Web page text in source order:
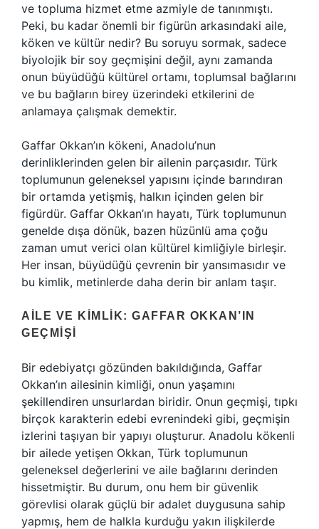
ve topluma hizmet etme azmiyle de tanınmıştı.
Peki, bu kadar önemli bir figürün arkasındaki aile,
köken ve kültür nedir? Bu soruyu sormak, sadece
biyolojik bir soy geçmişini değil, aynı zamanda
onun büyüdüğü kültürel ortamı, toplumsal bağlarını
ve bu bağların birey üzerindeki etkilerini de
anlamaya çalışmak demektir.
Gaffar Okkan’ın kökeni, Anadolu’nun
derinliklerinden gelen bir ailenin parçasıdır. Türk
toplumunun geleneksel yapısını içinde barındıran
bir ortamda yetişmiş, halkın içinden gelen bir
figürdür. Gaffar Okkan’ın hayatı, Türk toplumunun
genelde dışa dönük, bazen hüzünlü ama çoğu
zaman umut verici olan kültürel kimliğiyle birleşir.
Her insan, büyüdüğü çevrenin bir yansımasıdır ve
bu kimlik, metinlerde daha derin bir anlam taşır.
AILE VE KIMLIK: GAFFAR OKKAN’IN
GEÇMIŞI
Bir edebiyatçı gözünden bakıldığında, Gaffar
Okkan’ın ailesinin kimliği, onun yaşamını
şekillendiren unsurlardan biridir. Onun geçmişi, tıpkı
birçok karakterin edebi evrenindeki gibi, geçmişin
izlerini taşıyan bir yapıyı oluşturur. Anadolu kökenli
bir ailede yetişen Okkan, Türk toplumunun
geleneksel değerlerini ve aile bağlarını derinden
hissetmiştir. Bu durum, onu hem bir güvenlik
görevlisi olarak güçlü bir adalet duygusuna sahip
yapmış, hem de halkla kurduğu yakın ilişkilerde